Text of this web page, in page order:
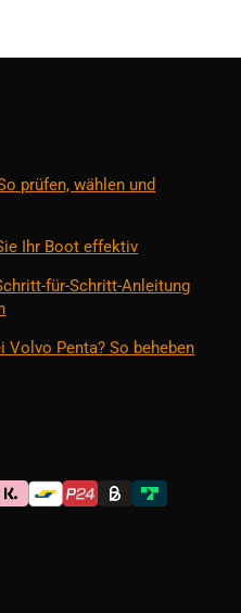
prüfen, wählen und
Ihr Boot effektiv
für-Schritt-Anleitung
Volvo Penta? So beheben